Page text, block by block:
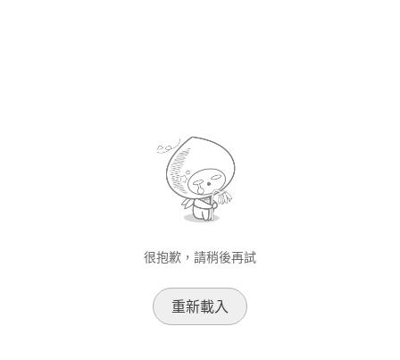
很抱歉，請稍後再試
重新載入